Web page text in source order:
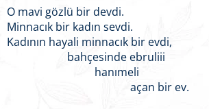
O mavi gözlü bir devdi.
Minnacık bir kadın sevdi.
Kadının hayali minnacık bir evdi,
bahçesinde ebruliii
hanımeli
açan bir ev.